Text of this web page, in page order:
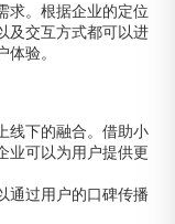
求。根据企业的定位
及交互方式都可以进
验。
线下的融合。借助小
业可以为用户提供更
通过用户的口碑传播